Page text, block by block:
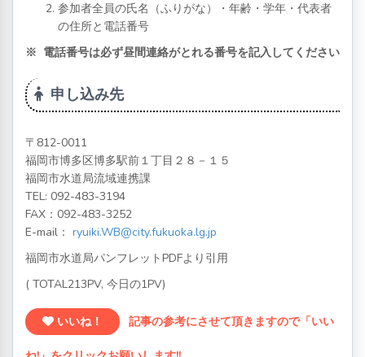
参加者全員の氏名（ふりがな）・年齢・学年・代表者
の住所と電話番号
※ 電話番号は必ず昼間連絡がとれる番号を記入してください
申し込み先
〒812-0011
福岡市博多区博多駅前１丁目２８－１５
福岡市水道局流域連携課
TEL: 092-483-3194
FAX：092-483-3252
E-mail： ryuiki.WB@city.fukuoka.lg.jp
福岡市水道局パンフレットPDFより引用
( TOTAL213PV, 今日の1PV)
いいね！ 記事の参考にさせて頂きますので「いい